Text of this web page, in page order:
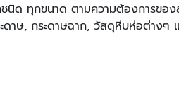
นิด ทุกขนาด ตามความต้องการขอ
าษ, กระดาษฉาก, วัสดุหีบห่อต่าง